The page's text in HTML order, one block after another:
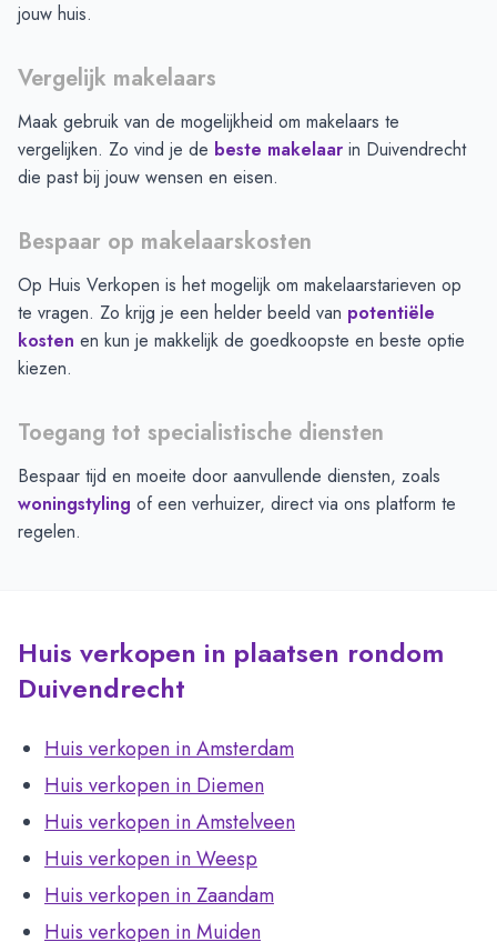
jouw huis.
Vergelijk makelaars
Maak gebruik van de mogelijkheid om makelaars te
vergelijken. Zo vind je de beste makelaar in Duivendrecht
die past bij jouw wensen en eisen.
Bespaar op makelaarskosten
Op Huis Verkopen is het mogelijk om makelaarstarieven op
te vragen. Zo krijg je een helder beeld van potentiële
kosten en kun je makkelijk de goedkoopste en beste optie
kiezen.
Toegang tot specialistische diensten
Bespaar tijd en moeite door aanvullende diensten, zoals
woningstyling of een verhuizer, direct via ons platform te
regelen.
Huis verkopen in plaatsen rondom
Duivendrecht
Huis verkopen in Amsterdam
Huis verkopen in Diemen
Huis verkopen in Amstelveen
Huis verkopen in Weesp
Huis verkopen in Zaandam
Huis verkopen in Muiden